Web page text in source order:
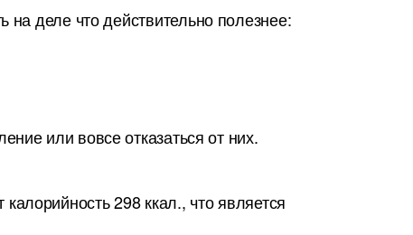
деле что действительно полезнее:
или вовсе отказаться от них.
298 ккал., что является